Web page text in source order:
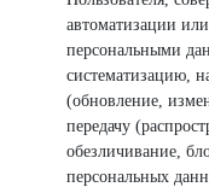
автоматизации
персональными
систематизацию,
(обновление,
передачу
обезличивание,
персональных